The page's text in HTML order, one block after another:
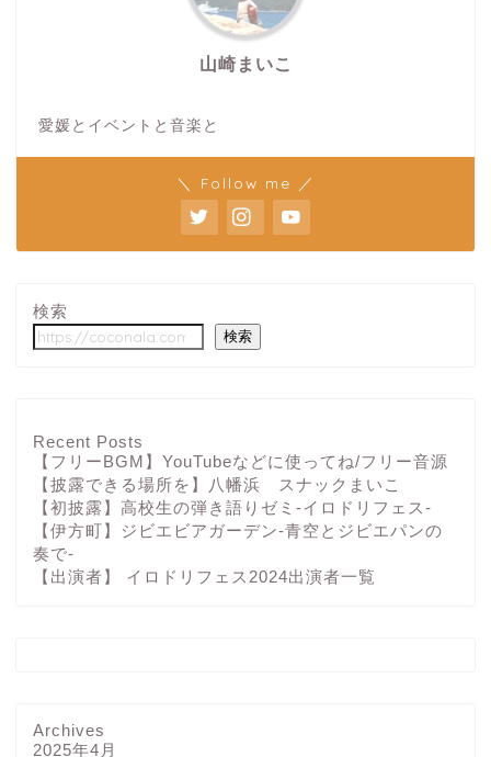
山崎まいこ
愛媛とイベントと音楽と
＼ Follow me ／
検索
検索
Recent Posts
【フリーBGM】YouTubeなどに使ってね/フリー音源
【披露できる場所を】八幡浜 スナックまいこ
【初披露】高校生の弾き語りゼミ-イロドリフェス-
【伊方町】ジビエビアガーデン-青空とジビエパンの
奏で-
【出演者】 イロドリフェス2024出演者一覧
Archives
2025年4月